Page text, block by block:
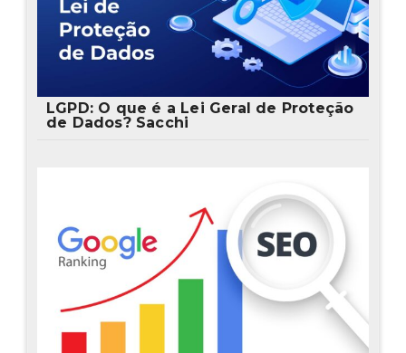
LGPD: O que é a Lei Geral de Proteção
de Dados? Sacchi